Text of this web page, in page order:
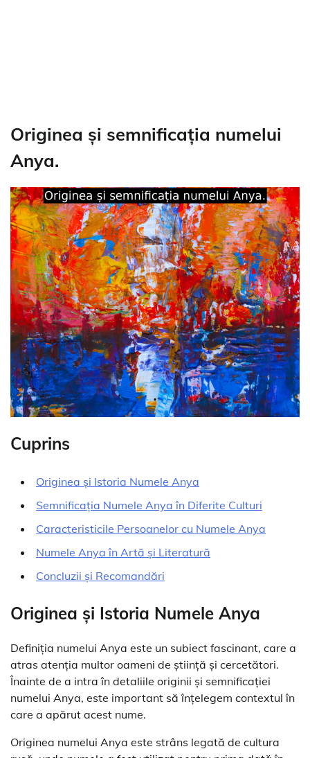
Originea și semnificația numelui
Anya.
Cuprins
Originea și Istoria Numele Anya
Semnificația Numele Anya în Diferite Culturi
Caracteristicile Persoanelor cu Numele Anya
Numele Anya în Artă și Literatură
Concluzii și Recomandări
Originea și Istoria Numele Anya
Definiția numelui Anya este un subiect fascinant, care a
atras atenția multor oameni de știință și cercetători.
Înainte de a intra în detaliile originii și semnificației
numelui Anya, este important să înțelegem contextul în
care a apărut acest nume.
Originea numelui Anya este strâns legată de cultura